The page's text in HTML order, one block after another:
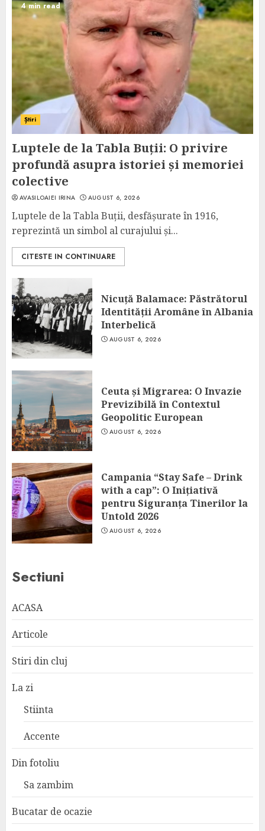
4 min read
Știri
Luptele de la Tabla Buții: O privire
profundă asupra istoriei și memoriei
colective
AVASILOAIEI IRINA AUGUST 6, 2026
Luptele de la Tabla Buții, desfășurate în 1916,
reprezintă un simbol al curajului și...
CITESTE IN CONTINUARE
Nicuță Balamace: Păstrătorul
Identității Aromâne în Albania
Interbelică
AUGUST 6, 2026
Ceuta și Migrarea: O Invazie
Previzibilă în Contextul
Geopolitic European
AUGUST 6, 2026
Campania “Stay Safe – Drink
with a cap”: O Inițiativă
pentru Siguranța Tinerilor la
Untold 2026
AUGUST 6, 2026
Sectiuni
ACASA
Articole
Stiri din cluj
La zi
Stiinta
Accente
Din fotoliu
Sa zambim
Bucatar de ocazie